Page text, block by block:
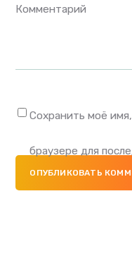
Комментарий
Сохранить моё
браузере для
ОПУБЛИКОВАТЬ